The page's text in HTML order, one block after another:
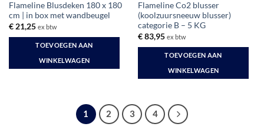
Flameline Blusdeken 180 x 180
cm | in box met wandbeugel
€21,25 ex btw
TOEVOEGEN AAN
WINKELWAGEN
Flameline Co2 blusser
(koolzuursneeuw blusser)
categorie B – 5 KG
€83,95 ex btw
TOEVOEGEN AAN
WINKELWAGEN
1 2 3 4